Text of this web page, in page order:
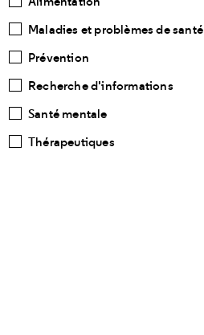
Maladies et problèmes de santé
Prévention
Recherche d'informations
Santé mentale
Thérapeutiques